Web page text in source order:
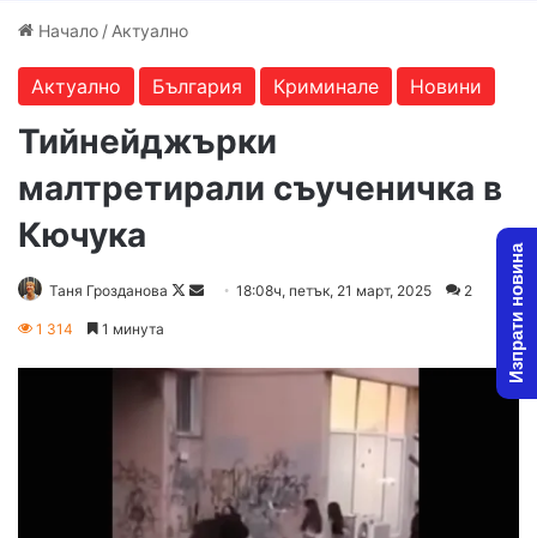
Начало / Актуално
Актуално България Криминале Новини
Тийнейджърки
малтретирали съученичка в
Кючука
Таня Грозданова
Follow
Send18:08ч, петък, 21 март, 2025 2
1 314 1 минута Изпрати новина